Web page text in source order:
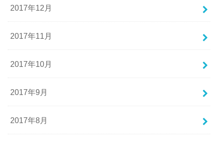
2017年12月
2017年11月
2017年10月
2017年9月
2017年8月